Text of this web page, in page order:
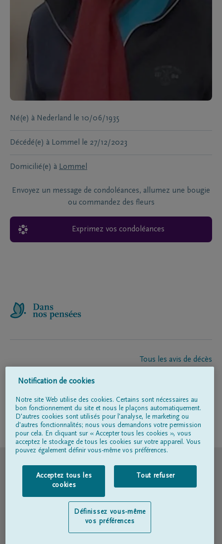
Né(e) à Nederland le 10/06/1935
Décédé(e) à Lommel le 27/12/2023
Domicilié(e) à Lommel
Envoyez un message de condoléances, allumez une bougie
ou commandez des fleurs
Exprimez vos condoléances
Tous les avis de décès
Entrepreneur de pompes funèbres
Suivez-nous sur
Conditions d'utilisation
Déclaration relative à la vie privée
Déclaration d’accessibilité
Notification de cookies
Notre site Web utilise des cookies. Certains sont nécessaires au
bon fonctionnement du site et nous le plaçons automatiquement.
D'autres cookies sont utilisés pour l'analyse, le marketing ou
d'autres fonctionnalités; nous vous demandons votre permission
pour cela. En cliquant sur « Accepter tous les cookies », vous
acceptez le stockage de tous les cookies sur votre appareil. Vous
pouvez également définir vous-même vos préférences.
Acceptez tous les
cookies
Tout refuser
Définissez vous-même
vos préférences